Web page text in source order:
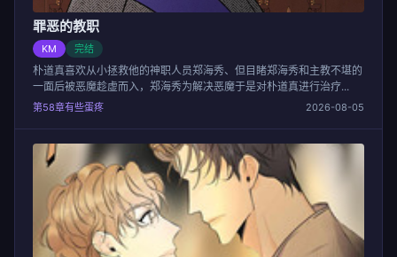
罪恶的教职
KM 完结
朴道真喜欢从小拯救他的神职人员郑海秀、但目睹郑海秀和主教不堪的
一面后被恶魔趁虚而入，郑海秀为解决恶魔于是对朴道真进行治疗...
第58章有些蛋疼 2026-08-05